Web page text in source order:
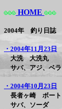
HOME
2004年 釣り日誌
・2004年11月23日
大洗 大洗丸
サバ、アジ、ベラ
・2004年10月23日
長者ヶ崎 ボート
サバ、ソーダ